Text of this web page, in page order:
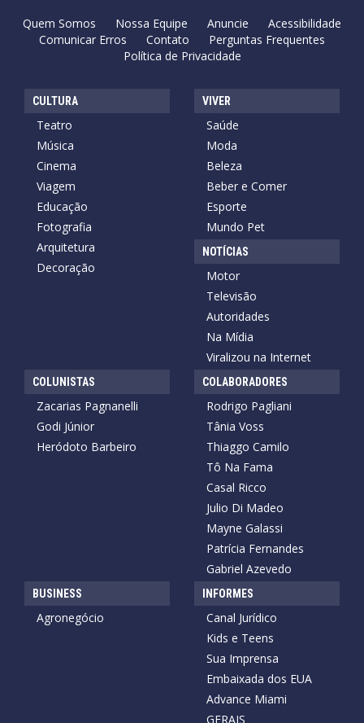
Quem Somos Nossa Equipe Anuncie
Acessibilidade
Comunicar Erros
Contato
Perguntas Frequentes
Política de Privacidade
CULTURA
Teatro
Música
Cinema
Viagem
Educação
Fotografia
Arquitetura
Decoração
VIVER
Saúde
Moda
Beleza
Beber e Comer
Esporte
Mundo Pet
NOTÍCIAS
Motor
Televisão
Autoridades
Na Mídia
Viralizou na Internet
COLUNISTAS
Zacarias Pagnanelli
Godi Júnior
Heródoto Barbeiro
COLABORADORES
Rodrigo Pagliani
Tânia Voss
Thiaggo Camilo
Tô Na Fama
Casal Ricco
Julio Di Madeo
Mayne Galassi
Patrícia Fernandes
Gabriel Azevedo
BUSINESS
Agronegócio
INFORMES
Canal Jurídico
Kids e Teens
Sua Imprensa
Embaixada dos EUA
Advance Miami
GERAIS